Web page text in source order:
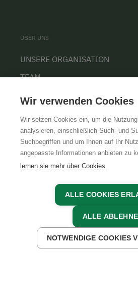
JETZT
ÜBER UNS
UNSERE ORGANISATION
TEAM
KARRIERE
AGBIMPRESSUM
Wir verwenden Cookies
Wir setzen Cookies ein, um die
analysieren, einschließlich Such- und
Suchbegriffen und um Ihnen auf Ihr
angepasste Informationen anbieten zu
lernen sie mehr über Cookies
ALLE COOKIES
ALLE
NOTWENDIGE COOKIES